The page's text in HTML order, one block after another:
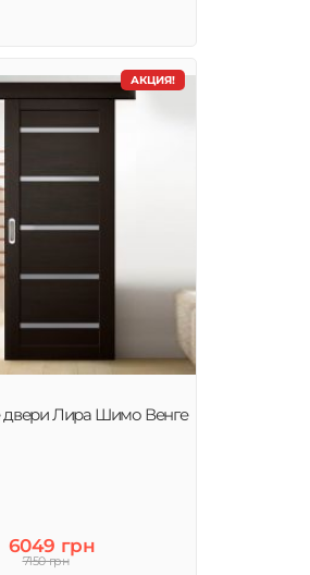
АКЦИЯ!
Лира Шимо Венге
6049 грн
7150 грн